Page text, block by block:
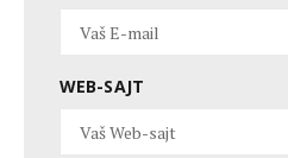
WEB-SAJT